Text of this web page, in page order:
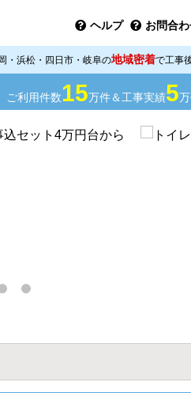
ヘルプ お問合
・浜松・四日市・岐阜の地域密着で工事
ご利用件数15万件＆工事実績5